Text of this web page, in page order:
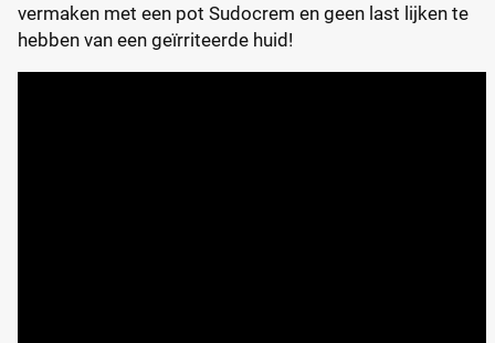
vermaken met een pot Sudocrem en geen last lijken te
hebben van een geïrriteerde huid!